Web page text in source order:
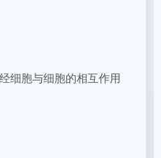
细胞与细胞的相互作用